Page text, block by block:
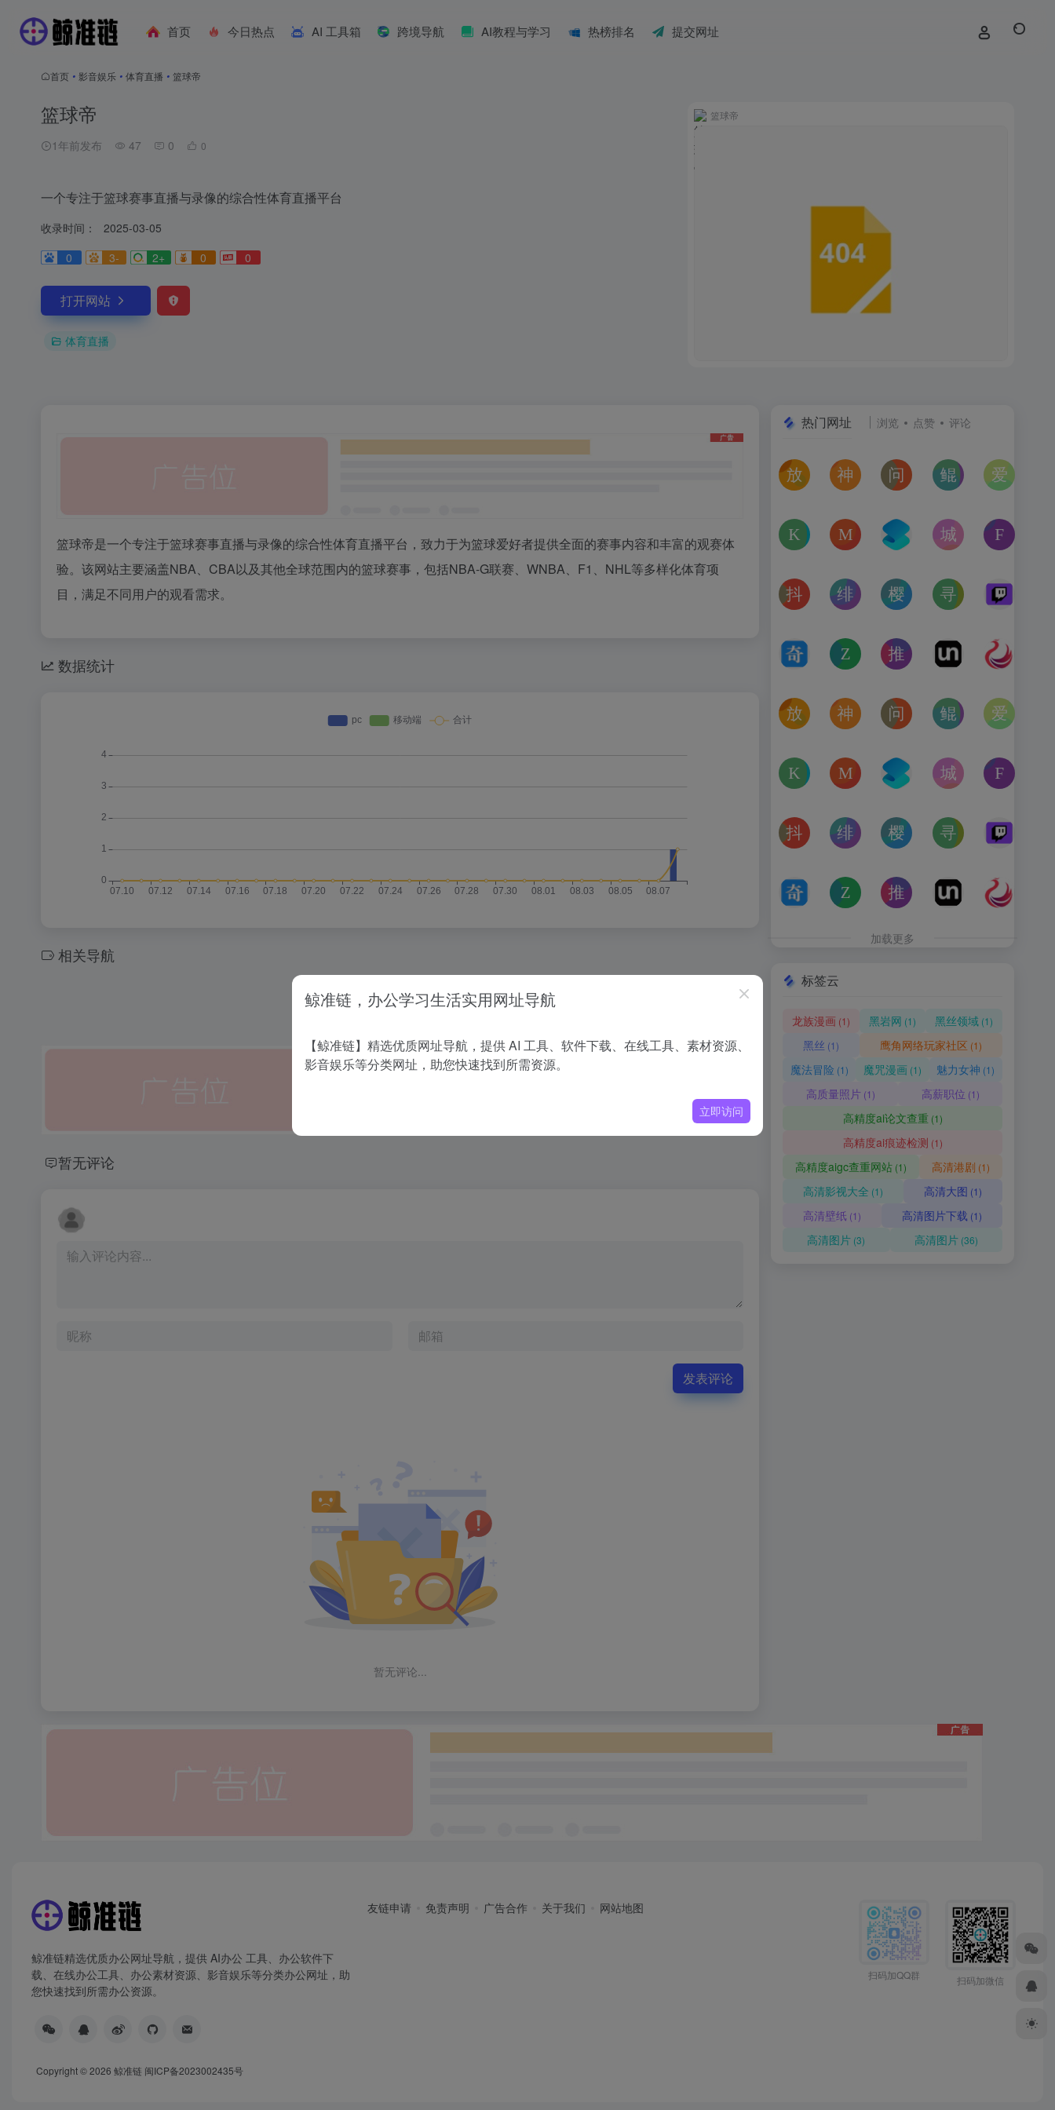
首页 今日热点 AI 工具箱 跨境导航 AI教程与学习 热榜排名 提交网址
首页 • 影音娱乐 • 体育直播 • 篮球帝
篮球帝
1年前发布 47 0 0
一个专注于篮球赛事直播与录像的综合性体育直播平台
收录时间：
2025-03-05
0
3- 2+ 0 0
打开网站
体育直播
篮球帝
篮球帝是一个专注于篮球赛事直播与录像的综合性体育直播平台，致力于为篮球爱好者提供全面的赛事内容和丰富的观赛体
验。该网站主要涵盖NBA、CBA以及其他全球范围内的篮球赛事，包括NBA-G联赛、WNBA、F1、NHL等多样化体育项
目，满足不同用户的观看需求。
数据统计
相关导航
没有相关内容!
暂无评论
发表评论
暂无评论...
热门网址 浏览 点赞 评论
放屁音乐网
在线免费下载全网MP3付费歌曲
神仙代售
神仙代售，专注于游戏账号交易平台多年
问卷星
免费使用问卷星创建问卷调查
鲲Galgame论坛
一个专注于二次元
kagurafan
游戏补丁分享网站
MCBBS
MCBBS我的世界中文论坛官网入口
转换云
转换云（
城市交通健康榜
高德地图中国主要
抖音课堂
抖音旗下综合学习平台，覆盖抖音、今日头条、西瓜视
绯月论坛
绯月是一个以动漫、游戏、音乐、绘画等为
樱之空动漫
樱之空动漫是一个专为动漫爱
寻宝天行
完美世界官方授权
奇书网
TXT电子书免费下载,TXT全集下载,小说TXT下载,全本完
Zoom Earth
Zoom Earth风暴追踪器，实时天气和卫星图
推次元
推次元a2cy.com(T站)是以
Unblast – 免费
Unblast是免费设
放屁音乐网
在线免费下载全网MP3付费歌曲
神仙代售
神仙代售，专注于游戏账号交易平台多年
问卷星
免费使用问卷星创建问卷调查
鲲Galgame论坛
一个专注于二次元
kagurafan
游戏补丁分享网站
MCBBS
MCBBS我的世界中文论坛官网入口
转换云
转换云（
城市交通健康榜
高德地图中国主要
抖音课堂
抖音旗下综合学习平台，覆盖抖音、今日头条、西瓜视
绯月论坛
绯月是一个以动漫、游戏、音乐、绘画等为
樱之空动漫
樱之空动漫是一个专为动漫爱
寻宝天行
完美世界官方授权
奇书网
TXT电子书免费下载,TXT全集下载,小说TXT下载,全本完
Zoom Earth
Zoom Earth风暴追踪器，实时天气和卫星图
推次元
推次元a2cy.com(T站)是以
Unblast – 免费
Unblast是免费设
加载更多
标签云
龙族漫画 (1) 黑岩网 (1) 黑丝领域 (1)
黑丝 (1) 鹰角网络玩家社区 (1)
魔法冒险 (1) 魔咒漫画(1) 魅力女神 (1)
高质量照片(1) 高薪职位 (1)
高精度ai论文查重(1)
高精度ai痕迹检测 (1)
高精度aigc查重网站 (1) 高清港剧 (1)
高清影视大全 (1) 高清大图 (1)
高清壁纸 (1) 高清图片下载 (1)
高清图片 (3) 高清图片(36)
鲸准链精选优质办公网址导航，提供 AI办公 工具、办公软件下
载、在线办公工具、办公素材资源、影音娱乐等分类办公网址，助
您快速找到所需办公资源。
友链申请 免责声明 广告合作 关于我们 网站地图
扫码加QQ群 扫码加微信
Copyright © 2026 鲸准链 闽ICP备2023002435号
鲸准链，办公学习生活实用网址导航
【鲸准链】精选优质网址导航，提供 AI 工具、软件下载、在线工具、素材资源、
影音娱乐等分类网址，助您快速找到所需资源。
立即访问